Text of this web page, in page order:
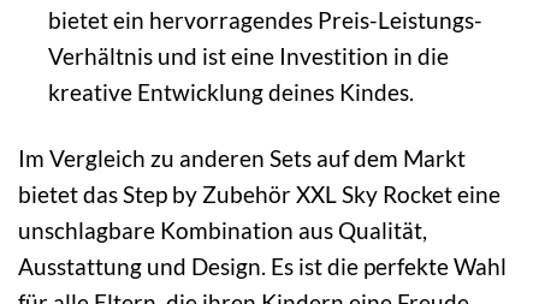
bietet ein hervorragendes Preis-Leistungs-
Verhältnis und ist eine Investition in die
kreative Entwicklung deines Kindes.
Im Vergleich zu anderen Sets auf dem Markt
bietet das Step by Zubehör XXL Sky Rocket eine
unschlagbare Kombination aus Qualität,
Ausstattung und Design. Es ist die perfekte Wahl